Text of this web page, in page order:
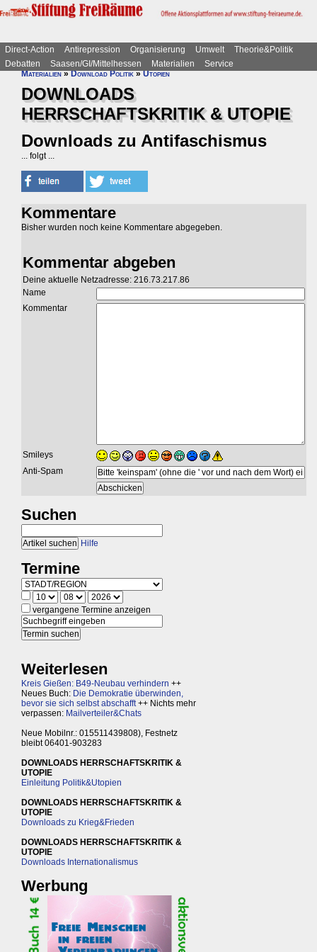
Direct-Action Antirepression Organisierung Umwelt
Theorie&Politik
Debatten
Saasen/GI/Mittelhessen Materialien
Service
Materialien»Download Politik»Utopien
DOWNLOADS
HERRSCHAFTSKRITIK & UTOPIE
Downloads zu Antifaschismus
... folgt ...
Kommentare
Bisher wurden noch keine Kommentare abgegeben.
Kommentar abgeben
Deine aktuelle Netzadresse: 216.73.217.86
Name
Kommentar
Smileys
Anti-Spam
Suchen
Hilfe
Termine
vergangene Termine anzeigen
Weiterlesen
Kreis Gießen: B49-Neubau verhindern ++
Neues Buch: Die Demokratie überwinden,
bevor sie sich selbst abschafft++ Nichts mehr
verpassen: Mailverteiler&Chats
Neue Mobilnr.: 015511439808), Festnetz
bleibt 06401-903283
DOWNLOADS HERRSCHAFTSKRITIK &
UTOPIE
Einleitung Politik&Utopien
DOWNLOADS HERRSCHAFTSKRITIK &
UTOPIE
Downloads zu Krieg&Frieden
DOWNLOADS HERRSCHAFTSKRITIK &
UTOPIE
Downloads Internationalismus
Werbung